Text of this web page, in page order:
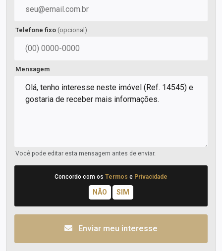
Telefone fixo (opcional)
Mensagem
Você pode editar esta mensagem antes de enviar.
Concordo com os Termos e Privacidade
Enviar meu interesse